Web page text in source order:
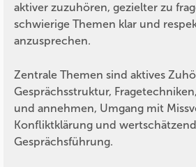
aktiver zuzuhören, gezielter zu
schwierige Themen klar und
anzusprechen.
Zentrale Themen sind aktives
Gesprächsstruktur,
und annehmen, Umgang mit
Konfliktklärung und
Gesprächsführung.